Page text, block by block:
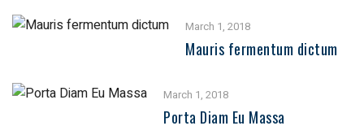
March 1, 2018
Mauris fermentum dictum
March 1, 2018
Porta Diam Eu Massa